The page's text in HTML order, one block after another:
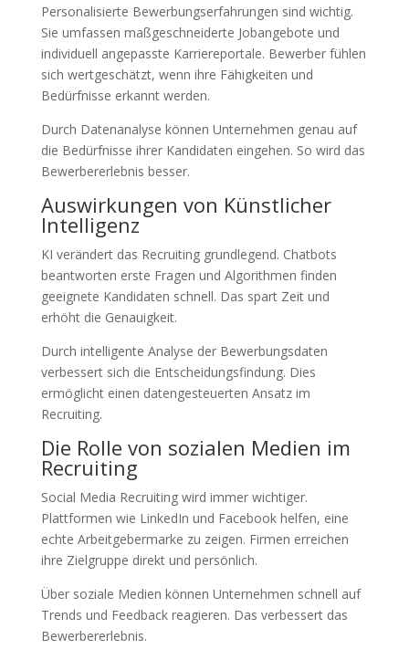
Personalisierte Bewerbungserfahrungen sind wichtig.
Sie umfassen maßgeschneiderte Jobangebote und
individuell angepasste Karriereportale. Bewerber fühlen
sich wertgeschätzt, wenn ihre Fähigkeiten und
Bedürfnisse erkannt werden.
Durch Datenanalyse können Unternehmen genau auf
die Bedürfnisse ihrer Kandidaten eingehen. So wird das
Bewerbererlebnis besser.
Auswirkungen von Künstlicher
Intelligenz
KI verändert das Recruiting grundlegend. Chatbots
beantworten erste Fragen und Algorithmen finden
geeignete Kandidaten schnell. Das spart Zeit und
erhöht die Genauigkeit.
Durch intelligente Analyse der Bewerbungsdaten
verbessert sich die Entscheidungsfindung. Dies
ermöglicht einen datengesteuerten Ansatz im
Recruiting.
Die Rolle von sozialen Medien im
Recruiting
Social Media Recruiting wird immer wichtiger.
Plattformen wie LinkedIn und Facebook helfen, eine
echte Arbeitgebermarke zu zeigen. Firmen erreichen
ihre Zielgruppe direkt und persönlich.
Über soziale Medien können Unternehmen schnell auf
Trends und Feedback reagieren. Das verbessert das
Bewerbererlebnis.